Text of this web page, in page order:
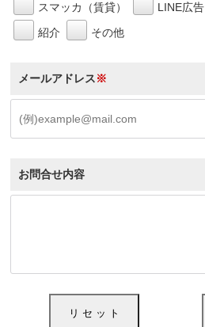
スマッカ（賃貸）
LINE広告
紹介
その他
メールアドレス※
お問合せ内容